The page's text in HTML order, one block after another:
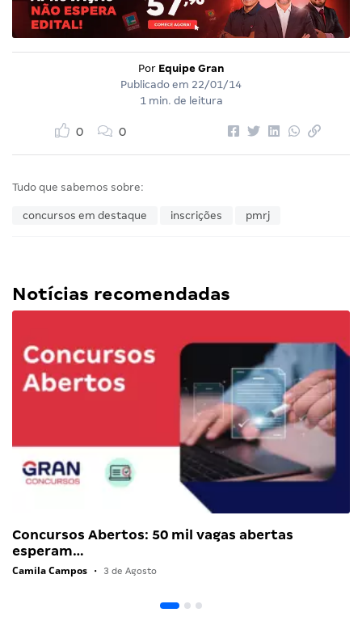
Por Equipe Gran
Publicado em 22/01/14
1 min. de leitura
0 0
Tudo que sabemos sobre:
concursos em destaque inscrições pmrj
Notícias recomendadas
Concursos Abertos: 50 mil vagas abertas
esperam…
Camila Campos • 3 de Agosto